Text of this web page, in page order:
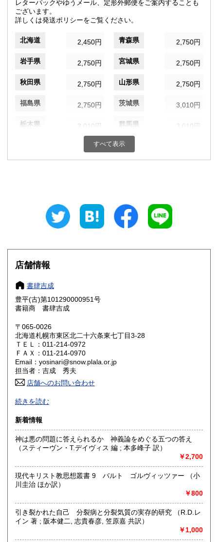
レターパックやゆうメール、定形外郵便をご案内することも
ございます。
詳しくは発送ポリシーをご覧ください。
北海道 2,450円 青森県 2,750円
岩手県 2,750円 宮城県 2,750円
秋田県 2,750円 山形県 2,750円
福島県 2,750円 茨城県 3,010円
栃木県 3,010円 群馬県 3,010円
3,010円 千葉県
3,170円 福井県
3,010円 長野県
岐阜県 3,170円 静岡県 3,170円
愛知県
滋賀県
大阪府
奈良県 3,330円 和歌山県
鳥取県 3,330円
岡山県 3,330円
山口県
香川県
高知県 3,330円 福岡県 3,330円
3,330円
熊本県 大分県
宮崎県 3,330円 鹿児島県 3,330円
沖縄県 3,380円
すべて表示
店舗情報
書肆吉成
豊平(古)第101290000951号
書籍商 書肆吉成
〒065-0026
北海道札幌市東区北二十六条東七丁目3-28
ＴＥＬ：011-214-0972
ＦＡＸ：011-214-0970
Email：yosinari@snow.plala.or.jp
担当者：吉成 秀夫
店舗へのお問い合わせ
札幌の古本屋です。北海道の郷土誌、アイヌ民族関係書、思
想哲学、詩歌などの人文書を中心に、学術専門書を主に取り
扱っております。学術文庫なども積極的に買取いたします。
札幌市内にて店舗営業しております。店頭にて書籍の状態な
ど確認いただけます。倉庫保管の場合がございますので事前
にご一報いただけますと幸いです。
古書の買い取りに力を入れております。ぜひご連絡下さい。
沿線名：地下鉄南北線、東豊線
営業時間：12:00～17:00
定休日：日曜定休
続きを読む
新着情報
神は悪の問題に答えられるか 神義論をめぐる五つの答え
（スティーヴン・T.デイヴィス 編 ; 本多峰子 訳）
￥2,700
現代キリスト教思想叢書 9 バルト ゴルヴィッツァー （小
川圭治 ほか訳）
￥800
引き裂かれた自己 分裂病と分裂気質の実存的研究 （R.D.レ
イン 著 ; 阪本健二, 志貴春彦, 笠原嘉 共訳）
￥1,000